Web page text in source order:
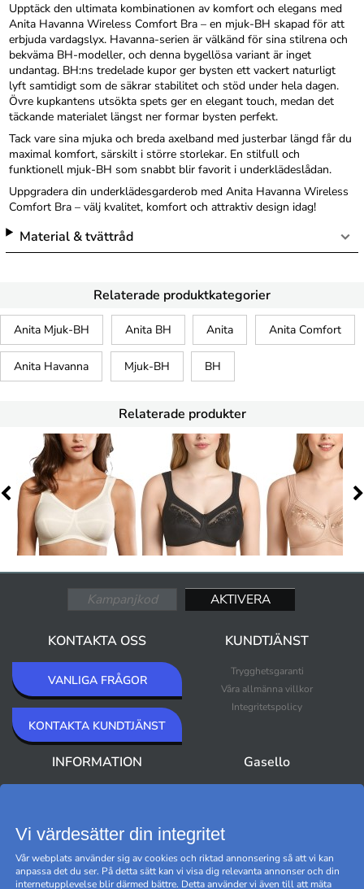
Upptäck den ultimata kombinationen av komfort och elegans med
Anita Havanna Wireless Comfort Bra – en mjuk-BH skapad för att
erbjuda vardagslyx. Havanna-serien är välkänd för sina stilrena och
bekväma BH-modeller, och denna bygellösa variant är inget
undantag. BH:ns tredelade kupor ger bysten ett vackert naturligt
lyft samtidigt som de säkrar stabilitet och stöd under hela dagen.
Övre kupkantens utsökta spets ger en elegant touch, medan det
täckande materialet längst ner formar bysten perfekt.
Tack vare sina mjuka och breda axelband med justerbar längd får du
maximal komfort, särskilt i större storlekar. En stilfull och
funktionell mjuk-BH som snabbt blir favorit i underklädeslådan.
Uppgradera din underklädesgarderob med Anita Havanna Wireless
Comfort Bra – välj kvalitet, komfort och attraktiv design idag!
Material & tvättråd
Relaterade produktkategorier
Anita Mjuk-BH Anita BH Anita Anita Comfort
Anita Havanna Mjuk-BH BH
Relaterade produkter
KONTAKTA OSS
VANLIGA FRÅGOR
KONTAKTA KUNDTJÄNST
KUNDTJÄNST
Trygghetsgaranti
Våra allmänna villkor
Integritetspolicy
INFORMATION Gasello
Black Friday
Hantera cookies
Vi värdesätter din integritet
Vår webplats använder sig av cookies och riktad annonsering så att vi kan
anpassa det du ser. På detta sätt kan vi visa dig relevanta annonser och din
internetupplevelse blir därmed bättre. Detta använder vi även till att mäta